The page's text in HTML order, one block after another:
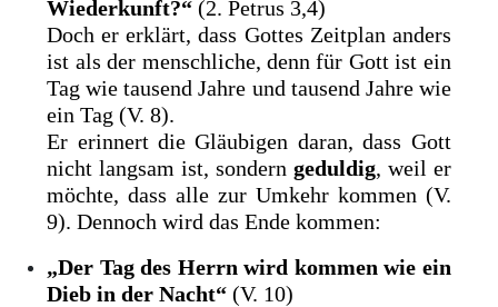
Wiederkunft?“ (2. Petrus 3,4)
Doch er erklärt, dass Gottes Zeitplan anders
ist als der menschliche, denn für Gott ist ein
Tag wie tausend Jahre und tausend Jahre wie
ein Tag (V. 8).
Er erinnert die Gläubigen daran, dass Gott
nicht langsam ist, sondern geduldig, weil er
möchte, dass alle zur Umkehr kommen (V.
9). Dennoch wird das Ende kommen:
„Der Tag des Herrn wird kommen wie ein
Dieb in der Nacht“ (V. 10)